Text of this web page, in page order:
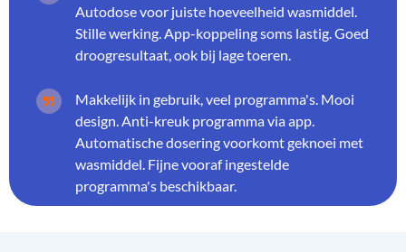
Autodose voor juiste hoeveelheid wasmiddel.
Stille werking. App-koppeling soms lastig. Goed
droogresultaat, ook bij lage toeren.
Makkelijk in gebruik, veel programma's. Mooi
design. Anti-kreuk programma via app.
Automatische dosering voorkomt geknoei met
wasmiddel. Fijne vooraf ingestelde
programma's beschikbaar.